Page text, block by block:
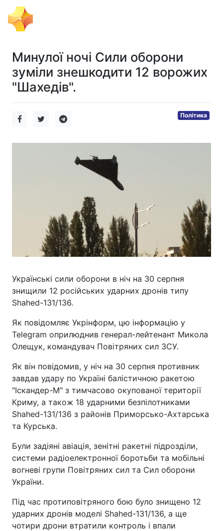
Минулої ночі Сили оборони
зуміли знешкодити 12 ворожих
"Шахедів".
Політика
Українські сили оборони в ніч на 30 серпня
знищили 12 російських ударних дронів типу
Shahed-131/136.
Як повідомляє Укрінформ, цю інформацію у
Telegram оприлюднив генерал-лейтенант Микола
Олещук, командувач Повітряних сил ЗСУ.
Як він повідомив, у ніч на 30 серпня противник
завдав удару по Україні балістичною ракетою
"Іскандер-М" з тимчасово окупованої території
Криму, а також 18 ударними безпілотниками
Shahed-131/136 з районів Приморсько-Ахтарська
та Курська.
Були задіяні авіація, зенітні ракетні підрозділи,
системи радіоелектронної боротьби та мобільні
вогневі групи Повітряних сил та Сил оборони
України.
Під час протиповітряного бою було знищено 12
ударних дронів моделі Shahed-131/136, а ще
чотири дрони втратили контроль і впали